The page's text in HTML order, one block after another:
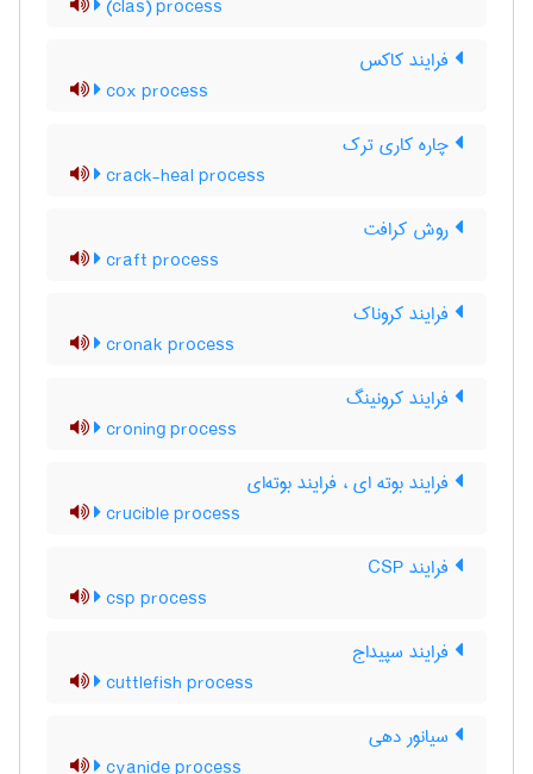
(clas) process
فرایند کاکس
cox process
چاره کاری ترک
crack-heal process
روش کرافت
craft process
فرایند کروناک
cronak process
فرایند کرونینگ
croning process
فرایند بوته ای ، فرایند بوته‌ای
crucible process
فرایند CSP
csp process
فرایند سپیداج
cuttlefish process
سیانور دهی